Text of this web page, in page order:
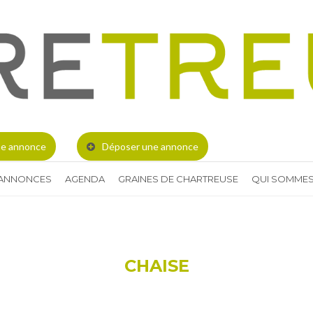
annonce Déposer une annonce
AGENDA GRAINES DE CHARTREUSE QUI
CHAISE